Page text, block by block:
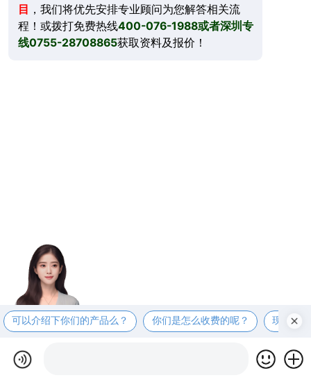
目 ，我们将优先安排专业顾问为您解答相关流
程！或拨打免费热线400-076-1988或者深圳专
线0755-28708865获取资料及报价！
可以介绍下你们的产品么？ 你们是怎么收费的呢？ 现在有